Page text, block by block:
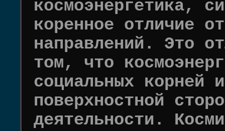
космоэнергетика,
коренное отличие
направлений. Это
том, что
социальных корней
поверхностной
деятельности.